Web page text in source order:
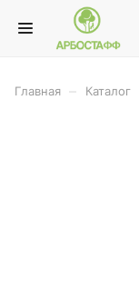
Главная Каталог